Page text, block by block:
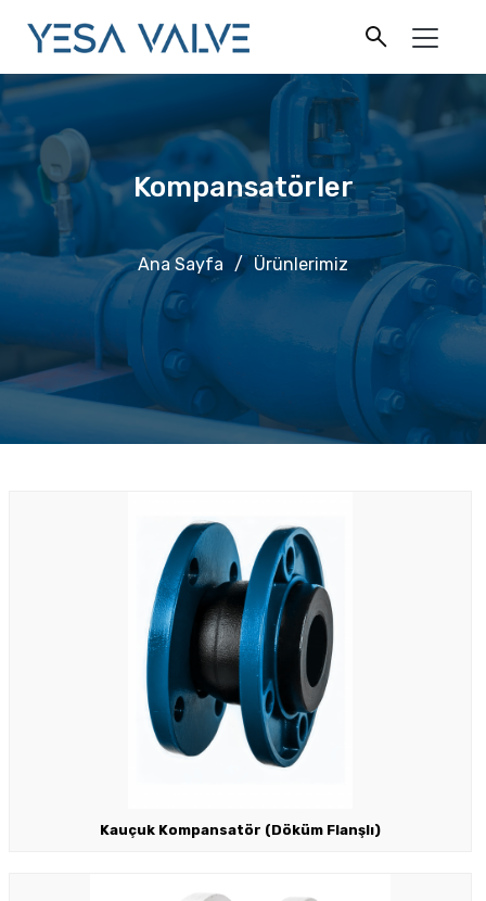
Kompansatörler
Ana Sayfa / Ürünlerimiz
Kauçuk Kompansatör (Döküm Flanşlı)